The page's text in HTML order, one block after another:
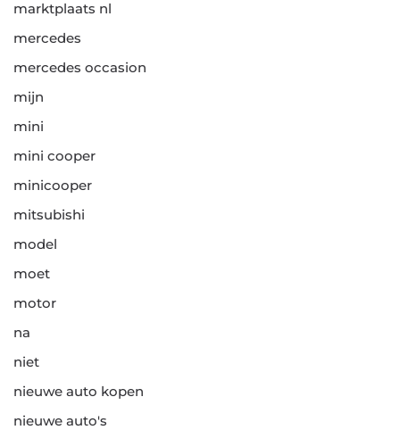
marktplaats nl
mercedes
mercedes occasion
mijn
mini
mini cooper
minicooper
mitsubishi
model
moet
motor
na
niet
nieuwe auto kopen
nieuwe auto's